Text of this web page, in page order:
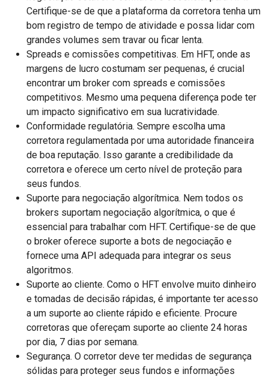
Certifique-se de que a plataforma da corretora tenha um
bom registro de tempo de atividade e possa lidar com
grandes volumes sem travar ou ficar lenta.
Spreads e comissões competitivas. Em HFT, onde as
margens de lucro costumam ser pequenas, é crucial
encontrar um broker com spreads e comissões
competitivos. Mesmo uma pequena diferença pode ter
um impacto significativo em sua lucratividade.
Conformidade regulatória. Sempre escolha uma
corretora regulamentada por uma autoridade financeira
de boa reputação. Isso garante a credibilidade da
corretora e oferece um certo nível de proteção para
seus fundos.
Suporte para negociação algorítmica. Nem todos os
brokers suportam negociação algorítmica, o que é
essencial para trabalhar com HFT. Certifique-se de que
o broker oferece suporte a bots de negociação e
fornece uma API adequada para integrar os seus
algoritmos.
Suporte ao cliente. Como o HFT envolve muito dinheiro
e tomadas de decisão rápidas, é importante ter acesso
a um suporte ao cliente rápido e eficiente. Procure
corretoras que ofereçam suporte ao cliente 24 horas
por dia, 7 dias por semana.
Segurança. O corretor deve ter medidas de segurança
sólidas para proteger seus fundos e informações